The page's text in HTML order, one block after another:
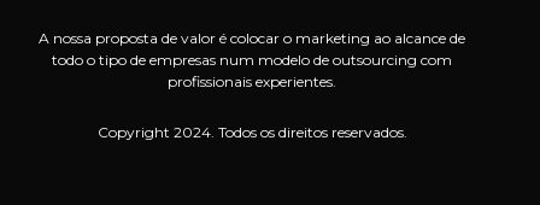
A nossa proposta de valor é colocar o marketing ao alcance de
todo o tipo de empresas num modelo de outsourcing com
profissionais experientes.
Copyright 2024. Todos os direitos reservados.